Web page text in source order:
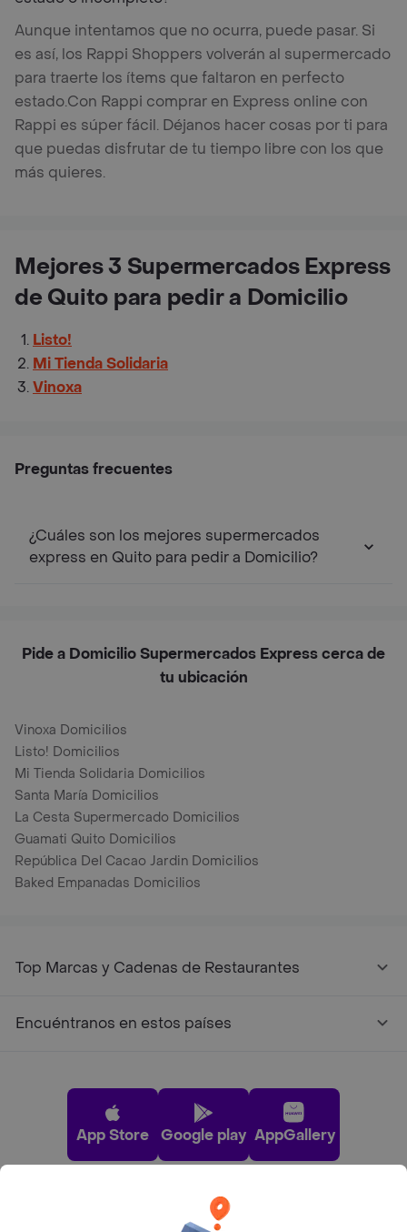
Aunque intentamos que no ocurra, puede pasar. Si
es así, los Rappi Shoppers volverán al supermercado
para traerte los ítems que faltaron en perfecto
estado.Con Rappi comprar en Express online con
Rappi es súper fácil. Déjanos hacer cosas por ti para
que puedas disfrutar de tu tiempo libre con los que
más quieres.
Mejores 3 Supermercados Express
de Quito para pedir a Domicilio
Listo!
Mi Tienda Solidaria
Vinoxa
Preguntas frecuentes
¿Cuáles son los mejores supermercados
express en Quito para pedir a Domicilio?
Pide a Domicilio Supermercados Express cerca de
tu ubicación
Vinoxa Domicilios
Listo! Domicilios
Mi Tienda Solidaria Domicilios
Santa María Domicilios
La Cesta Supermercado Domicilios
Guamati Quito Domicilios
República Del Cacao Jardin Domicilios
Baked Empanadas Domicilios
Top Marcas y Cadenas de Restaurantes
Encuéntranos en estos países
App Store Google play AppGallery
Pide tu comida favorita cerca de ti